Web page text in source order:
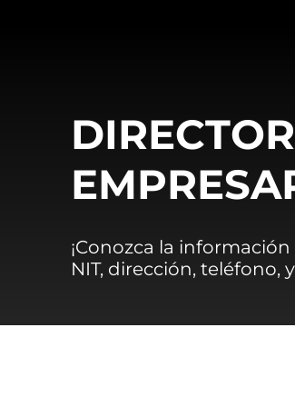
¡Conozca la
NIT, dirección, teléfono,